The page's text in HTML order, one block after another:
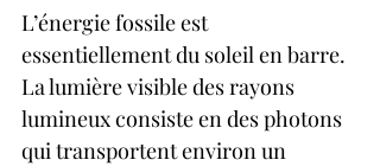
L’énergie fossile est
essentiellement du soleil en barre.
La lumière visible des rayons
lumineux consiste en des photons
qui transportent environ un